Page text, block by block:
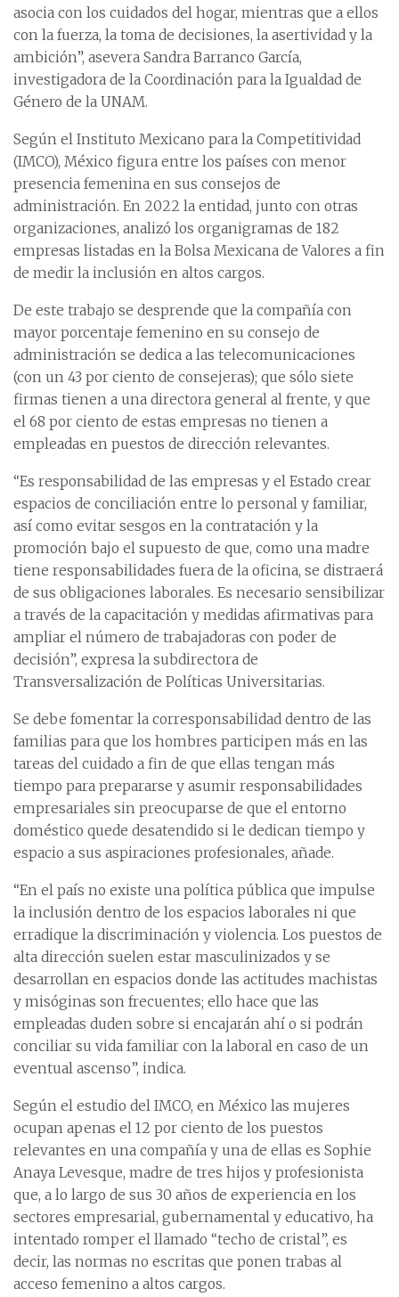
asocia con los cuidados del hogar, mientras que a ellos
con la fuerza, la toma de decisiones, la asertividad y la
ambición”, asevera Sandra Barranco García,
investigadora de la Coordinación para la Igualdad de
Género de la UNAM.
Según el Instituto Mexicano para la Competitividad
(IMCO), México figura entre los países con menor
presencia femenina en sus consejos de
administración. En 2022 la entidad, junto con otras
organizaciones, analizó los organigramas de 182
empresas listadas en la Bolsa Mexicana de Valores a fin
de medir la inclusión en altos cargos.
De este trabajo se desprende que la compañía con
mayor porcentaje femenino en su consejo de
administración se dedica a las telecomunicaciones
(con un 43 por ciento de consejeras); que sólo siete
firmas tienen a una directora general al frente, y que
el 68 por ciento de estas empresas no tienen a
empleadas en puestos de dirección relevantes.
“Es responsabilidad de las empresas y el Estado crear
espacios de conciliación entre lo personal y familiar,
así como evitar sesgos en la contratación y la
promoción bajo el supuesto de que, como una madre
tiene responsabilidades fuera de la oficina, se distraerá
de sus obligaciones laborales. Es necesario sensibilizar
a través de la capacitación y medidas afirmativas para
ampliar el número de trabajadoras con poder de
decisión”, expresa la subdirectora de
Transversalización de Políticas Universitarias.
Se debe fomentar la corresponsabilidad dentro de las
familias para que los hombres participen más en las
tareas del cuidado a fin de que ellas tengan más
tiempo para prepararse y asumir responsabilidades
empresariales sin preocuparse de que el entorno
doméstico quede desatendido si le dedican tiempo y
espacio a sus aspiraciones profesionales, añade.
“En el país no existe una política pública que impulse
la inclusión dentro de los espacios laborales ni que
erradique la discriminación y violencia. Los puestos de
alta dirección suelen estar masculinizados y se
desarrollan en espacios donde las actitudes machistas
y misóginas son frecuentes; ello hace que las
empleadas duden sobre si encajarán ahí o si podrán
conciliar su vida familiar con la laboral en caso de un
eventual ascenso”, indica.
Según el estudio del IMCO, en México las mujeres
ocupan apenas el 12 por ciento de los puestos
relevantes en una compañía y una de ellas es Sophie
Anaya Levesque, madre de tres hijos y profesionista
que, a lo largo de sus 30 años de experiencia en los
sectores empresarial, gubernamental y educativo, ha
intentado romper el llamado “techo de cristal”, es
decir, las normas no escritas que ponen trabas al
acceso femenino a altos cargos.